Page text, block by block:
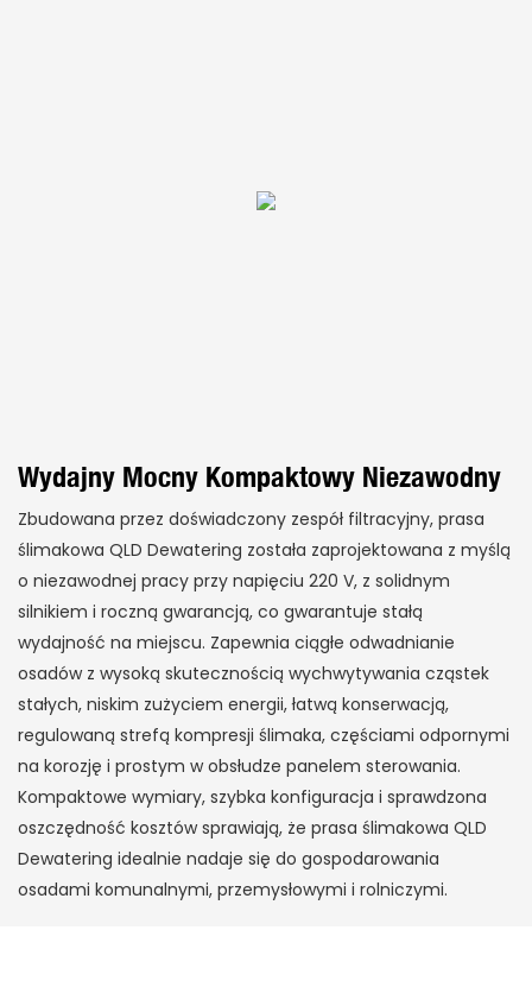
Wydajny Mocny Kompaktowy Niezawodny
Zbudowana przez doświadczony zespół filtracyjny, prasa
ślimakowa QLD Dewatering została zaprojektowana z myślą
o niezawodnej pracy przy napięciu 220 V, z solidnym
silnikiem i roczną gwarancją, co gwarantuje stałą
wydajność na miejscu. Zapewnia ciągłe odwadnianie
osadów z wysoką skutecznością wychwytywania cząstek
stałych, niskim zużyciem energii, łatwą konserwacją,
regulowaną strefą kompresji ślimaka, częściami odpornymi
na korozję i prostym w obsłudze panelem sterowania.
Kompaktowe wymiary, szybka konfiguracja i sprawdzona
oszczędność kosztów sprawiają, że prasa ślimakowa QLD
Dewatering idealnie nadaje się do gospodarowania
osadami komunalnymi, przemysłowymi i rolniczymi.